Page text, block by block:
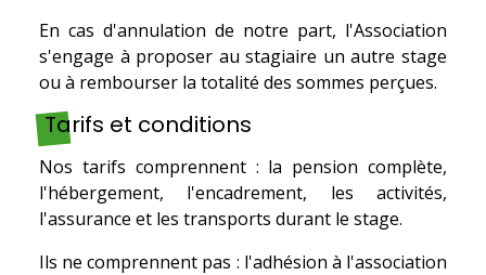
En cas d'annulation de notre part, l'Association
s'engage à proposer au stagiaire un autre stage
ou à rembourser la totalité des sommes perçues.
Tarifs et conditions
Nos tarifs comprennent : la pension complète,
l'hébergement, l'encadrement, les activités,
l'assurance et les transports durant le stage.
Ils ne comprennent pas : l'adhésion à l'association